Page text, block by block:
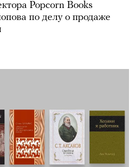
Popcorn Books
по делу о продаже